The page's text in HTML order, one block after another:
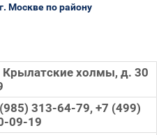
Москве по району
Крылатские холмы, д. 30
313-64-79, +7 (499)
09-19